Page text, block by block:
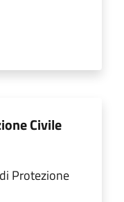
Civile
Protezione